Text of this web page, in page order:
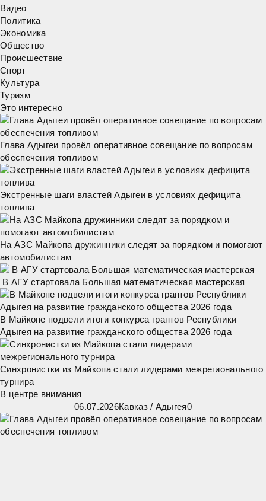
Видео
Политика
Экономика
Общество
Происшествие
Спорт
Культура
Туризм
Это интересно
Глава Адыгеи провёл оперативное совещание по вопросам
обеспечения топливом
Экстренные шаги властей Адыгеи в условиях дефицита
топлива
На АЗС Майкопа дружинники следят за порядком и помогают
автомобилистам
В АГУ стартовала Большая математическая мастерская
В Майкопе подвели итоги конкурса грантов Республики
Адыгея на развитие гражданского общества 2026 года
Синхронистки из Майкопа стали лидерами межрегионального
турнира
В центре внимания
06.07.2026Кавказ/ Адыгея0